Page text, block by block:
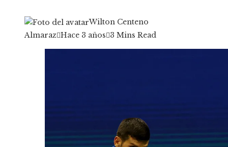
Wilton Centeno
Almaraz Hace 3 años 3 Mins Read